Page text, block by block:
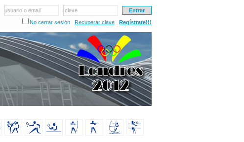
usuario o email
clave
No cerrar sesión
Recuperar clave Regístrate!!!